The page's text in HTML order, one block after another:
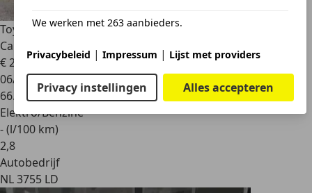
We werken met 263 aanbieders.
Privacybeleid | Impressum | Lijst met providers
Privacy instellingen Alles accepteren
Toyota CorollaTouring Sports Hybrid 140 Active | Carplay |
Camer
€ 24.3901
06/2024
66.189 km
Elektro/Benzine
- (l/100 km)
2,8
Autobedrijf
NL 3755 LD